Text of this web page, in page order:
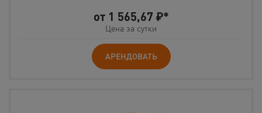
от 1 565,67 ₽*
Цена за сутки
АРЕНДОВАТЬ